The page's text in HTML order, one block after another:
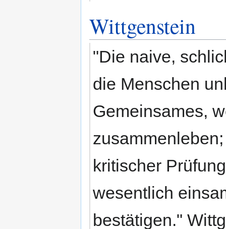
Wittgenstein
"Die naive,
die Menschen
Gemeinsames,
kritischer
wesentlich
bestätigen."